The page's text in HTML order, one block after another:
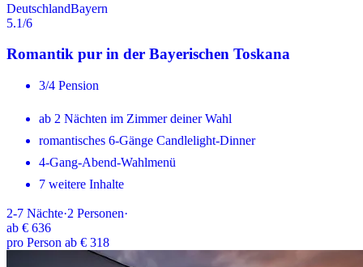
DeutschlandBayern
5.1/6
Romantik pur in der Bayerischen Toskana
3/4 Pension
ab 2 Nächten im Zimmer deiner Wahl
romantisches 6-Gänge Candlelight-Dinner
4-Gang-Abend-Wahlmenü
7 weitere Inhalte
2-7 Nächte·2 Personen·
ab € 636
pro Person ab € 318